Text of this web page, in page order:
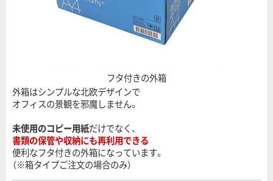
フタ付きの外箱
外箱はシンプルな北欧デザインで
オフィスの景観を邪魔しません。
未使用のコピー用紙だけでなく、
書類の保管や収納にも再利用できる
便利なフタ付きの外箱になっています。
（※箱タイプご注文の場合のみ）